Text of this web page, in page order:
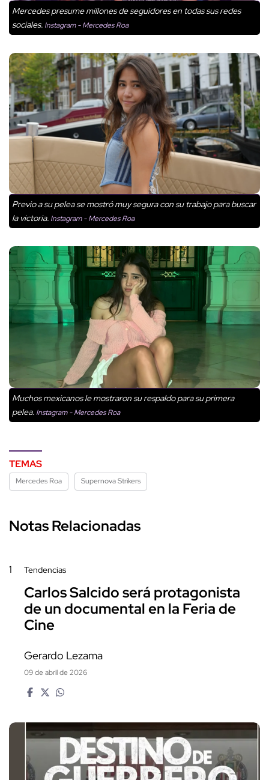
Mercedes presume millones de seguidores en todas sus redes
sociales. Instagram - Mercedes Roa
Previo a su pelea se mostró muy segura con su trabajo para buscar
la victoria. Instagram - Mercedes Roa
Muchos mexicanos le mostraron su respaldo para su primera
pelea. Instagram - Mercedes Roa
TEMAS
Mercedes Roa Supernova Strikers
Notas Relacionadas
1 Tendencias
Carlos Salcido será protagonista
de un documental en la Feria de
Cine
Gerardo Lezama
09 de abril de 2026